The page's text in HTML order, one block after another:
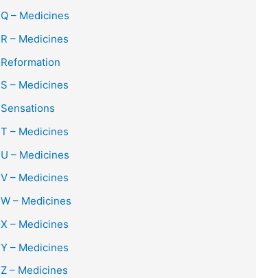
Q – Medicines
R – Medicines
Reformation
S – Medicines
Sensations
T – Medicines
U – Medicines
V – Medicines
W – Medicines
X – Medicines
Y – Medicines
Z – Medicines